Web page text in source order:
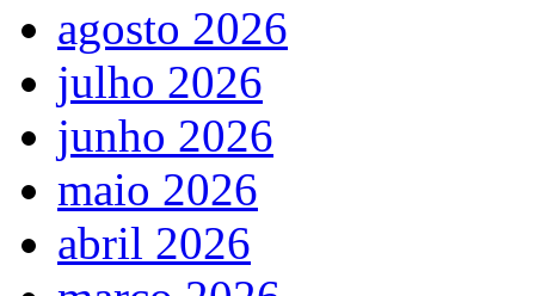
agosto 2026
julho 2026
junho 2026
maio 2026
abril 2026